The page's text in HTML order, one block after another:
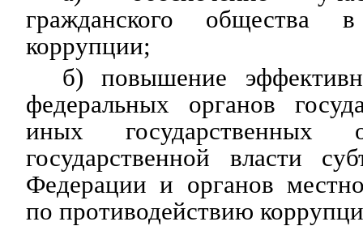
гражданского общества в
коррупции;
б) повышение
федеральных органов
иных государственных
государственной власти
Федерации и органов
по противодействию